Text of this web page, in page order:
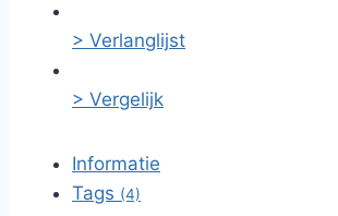
> Verlanglijst
> Vergelijk
Informatie
Tags (4)